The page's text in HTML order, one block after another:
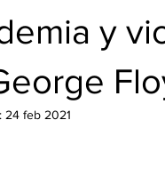
y
24 feb 2021